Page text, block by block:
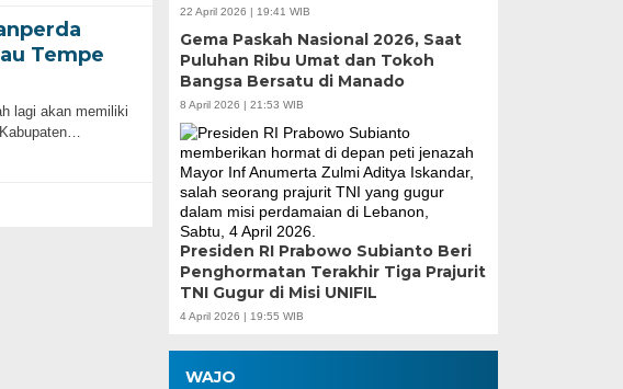
Tempe
lagi akan memiliki
22 April 2026 | 19:41 WIB
Gema Paskah Nasional 2026, Saat
Puluhan Ribu Umat dan Tokoh
Bangsa Bersatu di Manado
8 April 2026 | 21:53 WIB
Presiden RI Prabowo Subianto Beri
Penghormatan Terakhir Tiga Prajurit
TNI Gugur di Misi UNIFIL
4 April 2026 | 19:55 WIB
WAJO